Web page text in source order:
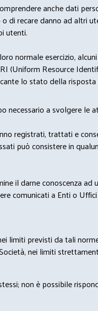
anche dati
recare danno ad altri
utenti.
normale esercizio,
Resource
lo stato della
necessario a svolgere le
registrati, trattati e
può consistere in
il darne conoscenza
comunicati a Enti o
limiti previsti da tali
nei limiti
non è possibile